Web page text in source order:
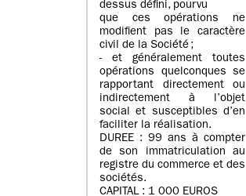
dessus défini, pourvu
que ces opérations ne
modifient pas le caractère
civil de la Société ;
- et généralement toutes
opérations quelconques se
rapportant directement ou
indirectement à l’objet
social et susceptibles d’en
faciliter la réalisation.
DUREE : 99 ans à compter
de son immatriculation au
registre du commerce et des
sociétés.
CAPITAL : 1 000 EUROS